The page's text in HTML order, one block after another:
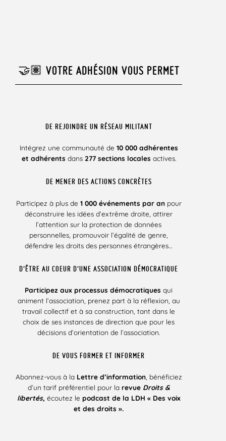
🤝🏽 VOTRE ADHÉSION VOUS PERMET
DE REJOINDRE UN RÉSEAU MILITANT
Intégrez une communauté de 10 000 adhérentes
et adhérents dans 277 sections locales actives.
DE MENER DES ACTIONS CONCRÈTES
Participez à plus de 1 000 événements par anpour
déconstruire les idées d’extrême droite, attirer
l’attention sur la protection de données
personnelles, promouvoir l’égalité de genre,
défendre les droits des personnes étrangères…
D’ÊTRE AU COEUR D’UNE ASSOCIATION DÉMOCRATIQUE
Participez aux processus démocratiques qui
animent l’association, prenez part à la réflexion, au
travail collectif et à sa construction, tant dans le
choix de ses instances de direction que pour les
décisions d’orientation de l’association.
DE VOUS FORMER ET INFORMER
Abonnez-vous à la Lettre d’information, bénéficiez
d’un tarif préférentiel pour la revue Droits &
libertés, écoutez le podcast de la LDH « Des voix
et des droits ».